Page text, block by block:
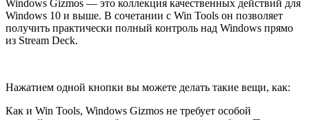
Windows Gizmos — это коллекция качественных действий для
Windows 10 и выше. В сочетании с Win Tools он позволяет
получить практически полный контроль над Windows прямо
из Stream Deck.
Нажатием одной кнопки вы можете делать такие вещи, как:
Как и Win Tools, Windows Gizmos не требует особой